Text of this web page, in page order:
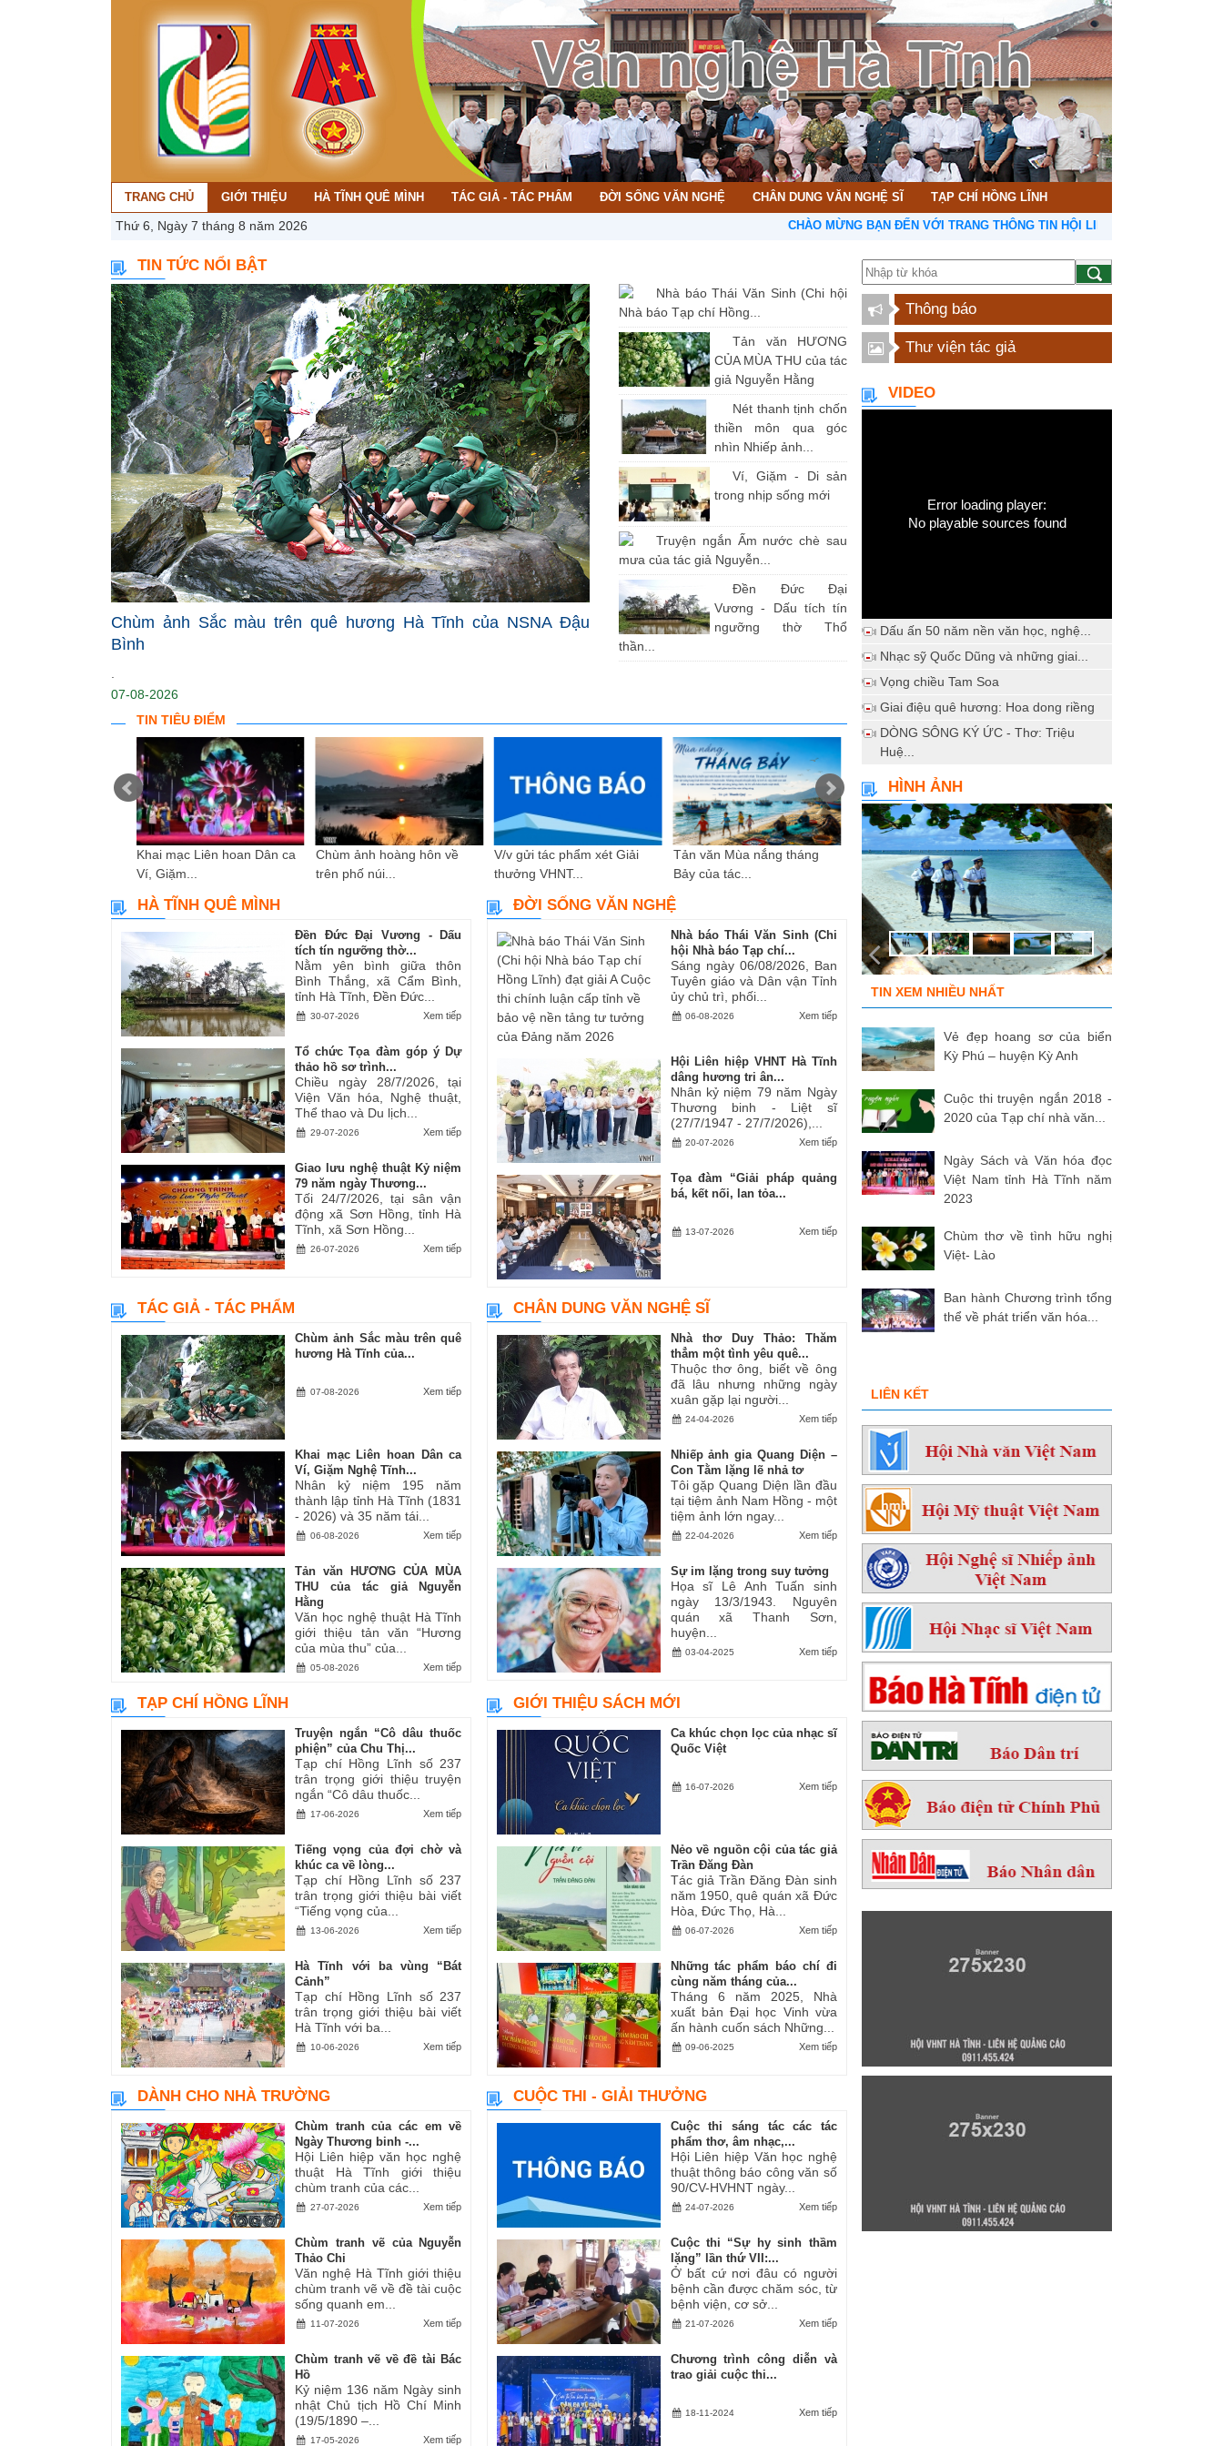
TRANG CHỦ GIỚI THIỆU HÀ TĨNH QUÊ MÌNH TÁC GIẢ - TÁC PHẨM ĐỜI SỐNG VĂN NGHỆ CHÂN DUNG VĂN NGHỆ SĨ TẠP CHÍ HỒNG LĨNH
Thứ 6, Ngày 7 tháng 8 năm 2026 CHÀO MỪNG BẠN ĐẾN VỚI TRANG THÔNG TIN HỘI LIÊN HIỆP VĂN HỌC NGHỆ
TIN TỨC NỔI BẬT
Chùm ảnh Sắc màu trên quê hương Hà Tĩnh của NSNA Đậu
Bình
.
07-08-2026
Nhà báo Thái Văn Sinh (Chi hội
Nhà báo Tạp chí Hồng...
Tản văn HƯƠNG
CỦA MÙA THU của tác
giả Nguyễn Hằng
Nét thanh tịnh chốn
thiền môn qua góc
nhìn Nhiếp ảnh...
Ví, Giặm - Di sản
trong nhịp sống mới
Truyện ngắn Ấm nước chè sau
mưa của tác giả Nguyễn...
Đền Đức Đại
Vương - Dấu tích tín
ngưỡng thờ Thổ
thần...
TIN TIÊU ĐIỂM
Khai mạc Liên hoan Dân ca
Ví, Giặm...
Chùm ảnh hoàng hôn về
trên phố núi...
V/v gửi tác phẩm xét Giải
thưởng VHNT...
Tản văn Mùa nắng tháng
Bảy của tác...
Chùm ảnh “Kéo lưới rùng”
của NSNA...
ĐỒNG ĐỘI ƠI, CÁC ANH ĐÃ
TRỞ VỀ!
HÀ TĨNH QUÊ MÌNH
Đền Đức Đại Vương - Dấu
tích tín ngưỡng thờ...
Nằm yên bình giữa thôn
Bình Thắng, xã Cẩm Bình,
tỉnh Hà Tĩnh, Đền Đức...
Xem tiếp
30-07-2026
Tổ chức Tọa đàm góp ý Dự
thảo hồ sơ trình...
Chiều ngày 28/7/2026, tại
Viện Văn hóa, Nghệ thuật,
Thể thao và Du lịch...
Xem tiếp
29-07-2026
Giao lưu nghệ thuật Kỷ niệm
79 năm ngày Thương...
Tối 24/7/2026, tại sân vận
động xã Sơn Hồng, tỉnh Hà
Tĩnh, xã Sơn Hồng...
Xem tiếp
26-07-2026
ĐỜI SỐNG VĂN NGHỆ
Nhà báo Thái Văn Sinh (Chi
hội Nhà báo Tạp chí...
Sáng ngày 06/08/2026, Ban
Tuyên giáo và Dân vận Tỉnh
ủy chủ trì, phối...
Xem tiếp
06-08-2026
Hội Liên hiệp VHNT Hà Tĩnh
dâng hương tri ân...
Nhân kỷ niệm 79 năm Ngày
Thương binh - Liệt sĩ
(27/7/1947 - 27/7/2026),...
Xem tiếp
20-07-2026
Tọa đàm “Giải pháp quảng
bá, kết nối, lan tỏa...
Xem tiếp
13-07-2026
TÁC GIẢ - TÁC PHẨM
Chùm ảnh Sắc màu trên quê
hương Hà Tĩnh của...
Xem tiếp
07-08-2026
Khai mạc Liên hoan Dân ca
Ví, Giặm Nghệ Tĩnh...
Nhân kỷ niệm 195 năm
thành lập tỉnh Hà Tĩnh (1831
- 2026) và 35 năm tái...
Xem tiếp
06-08-2026
Tản văn HƯƠNG CỦA MÙA
THU của tác giả Nguyễn
Hằng
Văn học nghệ thuật Hà Tĩnh
giới thiệu tản văn “Hương
của mùa thu” của...
Xem tiếp
05-08-2026
CHÂN DUNG VĂN NGHỆ SĨ
Nhà thơ Duy Thảo: Thăm
thẳm một tình yêu quê...
Thuộc thơ ông, biết về ông
đã lâu nhưng những ngày
xuân gặp lại người...
Xem tiếp
24-04-2026
Nhiếp ảnh gia Quang Diện –
Con Tằm lặng lẽ nhả tơ
Tôi gặp Quang Diện lần đầu
tại tiệm ảnh Nam Hồng - một
tiệm ảnh lớn ngay...
Xem tiếp
22-04-2026
Sự im lặng trong suy tưởng
Họa sĩ Lê Anh Tuấn sinh
ngày 13/3/1943. Nguyên
quán xã Thanh Sơn,
huyện...
Xem tiếp
03-04-2025
TẠP CHÍ HỒNG LĨNH
Truyện ngắn “Cô dâu thuốc
phiện” của Chu Thị...
Tạp chí Hồng Lĩnh số 237
trân trọng giới thiệu truyện
ngắn “Cô dâu thuốc...
Xem tiếp
17-06-2026
Tiếng vọng của đợi chờ và
khúc ca về lòng...
Tạp chí Hồng Lĩnh số 237
trân trọng giới thiệu bài viết
“Tiếng vọng của...
Xem tiếp
13-06-2026
Hà Tĩnh với ba vùng “Bát
Cảnh”
Tạp chí Hồng Lĩnh số 237
trân trọng giới thiệu bài viết
Hà Tĩnh với ba...
Xem tiếp
10-06-2026
GIỚI THIỆU SÁCH MỚI
Ca khúc chọn lọc của nhạc sĩ
Quốc Việt
Xem tiếp
16-07-2026
Nẻo về nguồn cội của tác giả
Trần Đăng Đàn
Tác giả Trần Đăng Đàn sinh
năm 1950, quê quán xã Đức
Hòa, Đức Thọ, Hà...
Xem tiếp
06-07-2026
Những tác phẩm báo chí đi
cùng năm tháng của...
Tháng 6 năm 2025, Nhà
xuất bản Đại học Vinh vừa
ấn hành cuốn sách Những...
Xem tiếp
09-06-2025
DÀNH CHO NHÀ TRƯỜNG
Chùm tranh của các em về
Ngày Thương binh -...
Hội Liên hiệp văn học nghệ
thuật Hà Tĩnh giới thiệu
chùm tranh của các...
Xem tiếp
27-07-2026
Chùm tranh vẽ của Nguyễn
Thảo Chi
Văn nghệ Hà Tĩnh giới thiệu
chùm tranh vẽ về đề tài cuộc
sống quanh em...
Xem tiếp
11-07-2026
Chùm tranh vẽ về đề tài Bác
Hồ
Kỷ niệm 136 năm Ngày sinh
nhật Chủ tịch Hồ Chí Minh
(19/5/1890 –...
Xem tiếp
17-05-2026
CUỘC THI - GIẢI THƯỞNG
Cuộc thi sáng tác các tác
phẩm thơ, âm nhạc,...
Hội Liên hiệp Văn học nghệ
thuật thông báo công văn số
90/CV-HVHNT ngày...
Xem tiếp
24-07-2026
Cuộc thi “Sự hy sinh thầm
lặng” lần thứ VII:...
Ở bất cứ nơi đâu có người
bệnh cần được chăm sóc, từ
bệnh viện, cơ sở...
Xem tiếp
21-07-2026
Chương trình công diễn và
trao giải cuộc thi...
Xem tiếp
18-11-2024
Thông báo
Thư viện tác giả
VIDEO
Error loading player:
No playable sources found
Dấu ấn 50 năm nền văn học, nghệ...
Nhạc sỹ Quốc Dũng và những giai...
Vọng chiều Tam Soa
Giai điệu quê hương: Hoa dong riềng
DÒNG SÔNG KÝ ỨC - Thơ: Triệu
Huệ...
HÌNH ẢNH
TIN XEM NHIỀU NHẤT
Vẻ đẹp hoang sơ của biển
Kỳ Phú – huyện Kỳ Anh
Cuộc thi truyện ngắn 2018 -
2020 của Tạp chí nhà văn...
Ngày Sách và Văn hóa đọc
Việt Nam tỉnh Hà Tĩnh năm
2023
Chùm thơ về tình hữu nghị
Việt- Lào
Ban hành Chương trình tổng
thể về phát triển văn hóa...
LIÊN KẾT